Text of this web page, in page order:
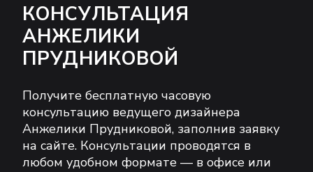
КОНСУЛЬТАЦИЯ
АНЖЕЛИКИ
ПРУДНИКОВОЙ
Получите бесплатную часовую
консультацию ведущего дизайнера
Анжелики Прудниковой, заполнив заявку
на сайте. Консультации проводятся в
любом удобном формате — в офисе или